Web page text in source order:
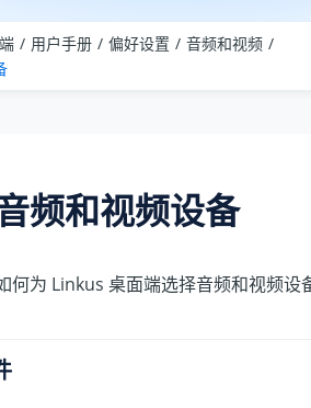
用户手册 偏好设置
音频和视频
频和视频设备
何为 Linkus 桌面端选择音频和视频设